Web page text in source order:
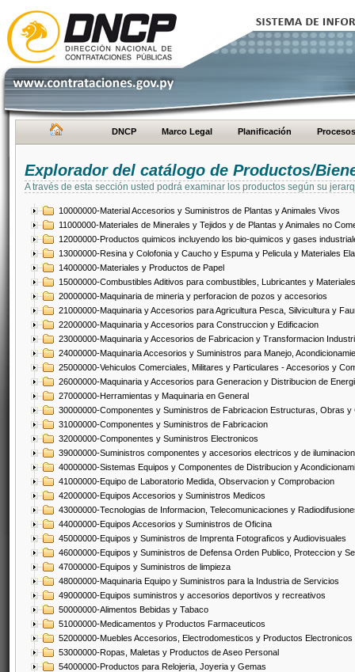
DNCP Marco Legal Planificación Procesos
Explorador del catálogo de Productos/
A través de esta sección usted podrá examinar los productos según su
10000000-Material Accesorios y Suministros de Plantas y Animales Vivos
11000000-Materiales de Minerales y Tejidos y de Plantas y Animales no
12000000-Productos quimicos incluyendo los bio-quimicos y gases
13000000-Resina y Colofonia y Caucho y Espuma y Pelicula y Materiales
14000000-Materiales y Productos de Papel
15000000-Combustibles Aditivos para combustibles, Lubricantes y
20000000-Maquinaria de mineria y perforacion de pozos y accesorios
21000000-Maquinaria y Accesorios para Agricultura Pesca, Silvicultura y
22000000-Maquinaria y Accesorios para Construccion y Edificacion
23000000-Maquinaria y Accesorios de Fabricacion y Transformacion
24000000-Maquinaria Accesorios y Suministros para Manejo,
25000000-Vehiculos Comerciales, Militares y Particulares - Accesorios y
26000000-Maquinaria y Accesorios para Generacion y Distribucion de
27000000-Herramientas y Maquinaria en General
30000000-Componentes y Suministros de Fabricacion Estructuras, Obras
31000000-Componentes y Suministros de Fabricacion
32000000-Componentes y Suministros Electronicos
39000000-Suministros componentes y accesorios electricos y de iluminacion
40000000-Sistemas Equipos y Componentes de Distribucion y
41000000-Equipo de Laboratorio Medida, Observacion y Comprobacion
42000000-Equipos Accesorios y Suministros Medicos
43000000-Tecnologias de Informacion, Telecomunicaciones y
44000000-Equipos Accesorios y Suministros de Oficina
45000000-Equipos y Suministros de Imprenta Fotograficos y Audiovisuales
46000000-Equipos y Suministros de Defensa Orden Publico, Proteccion y
47000000-Equipos y Suministros de limpieza
48000000-Maquinaria Equipo y Suministros para la Industria de Servicios
49000000-Equipos suministros y accesorios deportivos y recreativos
50000000-Alimentos Bebidas y Tabaco
51000000-Medicamentos y Productos Farmaceuticos
52000000-Muebles Accesorios, Electrodomesticos y Productos Electronicos
53000000-Ropas, Maletas y Productos de Aseo Personal
54000000-Productos para Relojeria, Joyeria y Gemas